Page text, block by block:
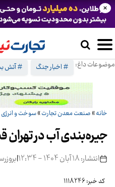
موضوعات داغ: # اخبار جنگ # آتش
×
خانه» صنعت معدن تجارت»سوخت و انرژی
جیره‌بندی آب در
انتشار: 18 آبان 1404 - 12:34 |
کد خبر: 1118246